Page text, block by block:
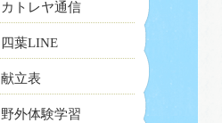
カトレヤ通信
四葉LINE
献立表
野外体験学習